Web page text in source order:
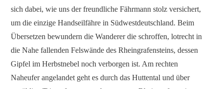
sich dabei, wie uns der freundliche Fährmann stolz versichert,
um die einzige Handseilfähre in Südwestdeutschland. Beim
Übersetzen bewundern die Wanderer die schroffen, lotrecht in
die Nahe fallenden Felswände des Rheingrafensteins, dessen
Gipfel im Herbstnebel noch verborgen ist. Am rechten
Naheufer angelandet geht es durch das Huttental und über